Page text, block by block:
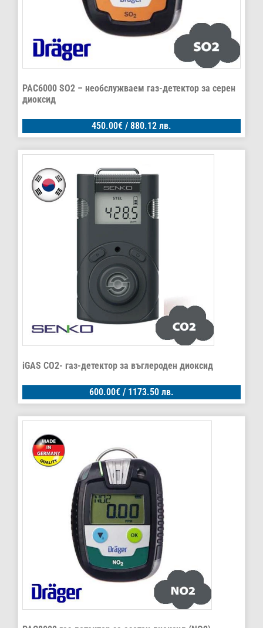
PAC6000 SO2 – необслужваем газ-детектор за серен
диоксид
450.00€ / 880.12 лв.
iGAS CO2- газ-детектор за въглероден диоксид
600.00€ / 1173.50 лв.